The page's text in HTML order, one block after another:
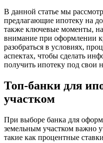
В данной статье мы
предлагающие ипотеку на
также ключевые моменты,
внимание при оформлении
разобраться в условиях,
аспектах, чтобы сделать
получить ипотеку под свои
Топ-банки для
участком
При выборе банка для
земельным участком важно
такие как процентные